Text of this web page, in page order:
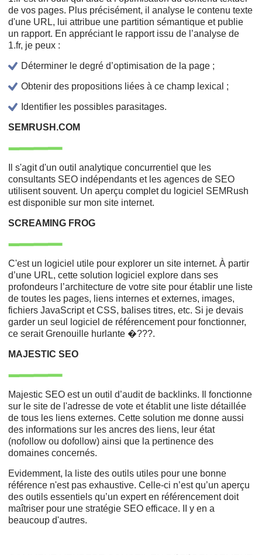
de vos pages. Plus précisément, il analyse le contenu texte
d'une URL, lui attribue une partition sémantique et publie
un rapport. En appréciant le rapport issu de l’analyse de
1.fr, je peux :
Déterminer le degré d’optimisation de la page ;
Obtenir des propositions liées à ce champ lexical ;
Identifier les possibles parasitages.
SEMRUSH.COM
Il s'agit d'un outil analytique concurrentiel que les
consultants SEO indépendants et les agences de SEO
utilisent souvent. Un aperçu complet du logiciel SEMRush
est disponible sur mon site internet.
SCREAMING FROG
C'est un logiciel utile pour explorer un site internet. À partir
d’une URL, cette solution logiciel explore dans ses
profondeurs l’architecture de votre site pour établir une liste
de toutes les pages, liens internes et externes, images,
fichiers JavaScript et CSS, balises titres, etc. Si je devais
garder un seul logiciel de référencement pour fonctionner,
ce serait Grenouille hurlante �???.
MAJESTIC SEO
Majestic SEO est un outil d’audit de backlinks. Il fonctionne
sur le site de l'adresse de vote et établit une liste détaillée
de tous les liens externes. Cette solution me donne aussi
des informations sur les ancres des liens, leur état
(nofollow ou dofollow) ainsi que la pertinence des
domaines concernés.
Evidemment, la liste des outils utiles pour une bonne
référence n'est pas exhaustive. Celle-ci n’est qu’un aperçu
des outils essentiels qu’un expert en référencement doit
maîtriser pour une stratégie SEO efficace. II y en a
beaucoup d'autres.